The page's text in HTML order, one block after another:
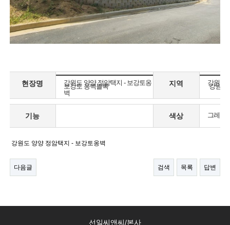
제품명 보강토 옹벽블록 용도별 강원도
현장명
강원도 양양 정암택지 - 보강토옹
벽
지역 강원
기능 색상 그레이,
강원도 양양 정암택지 - 보강토옹벽
다음글 검색 목록 답변
선일씨앤씨/본사